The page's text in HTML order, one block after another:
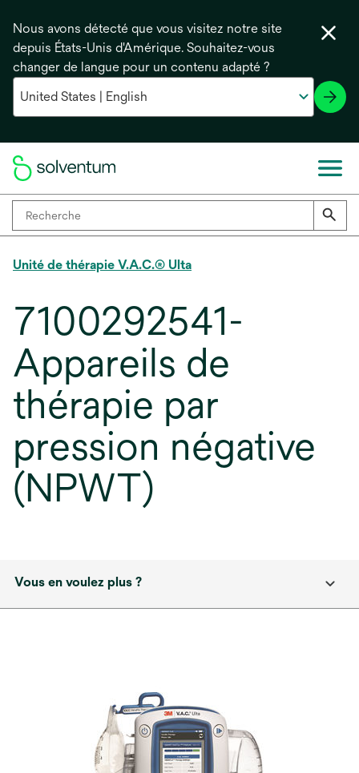
Nous avons détecté que vous visitez notre site
depuis États-Unis d'Amérique. Souhaitez-vous
changer de langue pour un contenu adapté ?
Unité de thérapie V.A.C.® Ulta
7100292541-
Appareils de
thérapie par
pression négative
(NPWT)
Vous en voulez plus ?